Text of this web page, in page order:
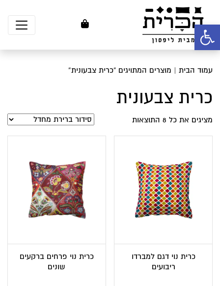
פתח סרגל נגישות
עמוד הבית | מוצרים המתויגים “כרית צבעונית”
כרית צבעונית
מציגים את כל ⁦8⁩ התוצאות
כרית נוי דגם למברדו
ריבועים
כרית נוי פרחים ברקעים
שונים